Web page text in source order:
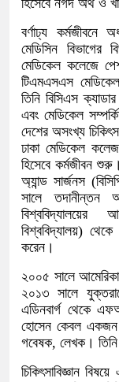
হিসেবে নগদ অর্থ ও
বর্ণাঢ্য
মেডিসিন বিভাগের
মেডিকেল কলেজে
টিএমএসএস
তিনি বিসিএস
এবং মেডিকেল
দেশের অসংখ্য
ঢাকা মেডিকেল
হিসেবে কর্মজীবন
অ্যান্ড সার্জনস
সালে তদানীন্তন
বিশ্ববিদ্যালয়ের
বিশ্ববিদ্যালয়)
করেন।
২০০৫ সালে
২০১৩ সালে
এডিনবার্গ থেকে
হোসেন কেবল একজন
গবেষক, লেখক। তিনি
চিকিৎসাবিজ্ঞান